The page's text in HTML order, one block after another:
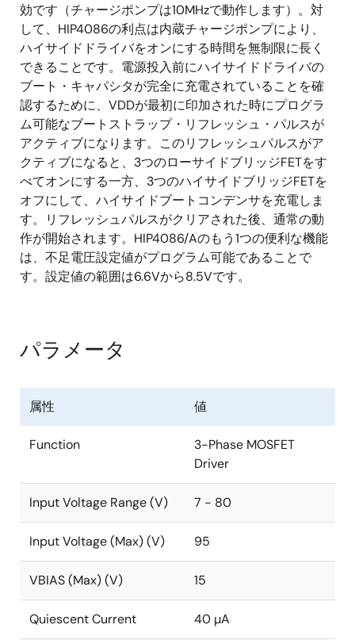
効です（チャージポンプは10MHzで動作します）。対
して、HIP4086の利点は内蔵チャージポンプにより、
ハイサイドドライバをオンにする時間を無制限に長く
できることです。電源投入前にハイサイドドライバの
ブート・キャパシタが完全に充電されていることを確
認するために、VDDが最初に印加された時にプログラ
ム可能なブートストラップ・リフレッシュ・パルスが
アクティブになります。このリフレッシュパルスがア
クティブになると、3つのローサイドブリッジFETをす
べてオンにする一方、3つのハイサイドブリッジFETを
オフにして、ハイサイドブートコンデンサを充電しま
す。リフレッシュパルスがクリアされた後、通常の動
作が開始されます。HIP4086/Aのもう1つの便利な機能
は、不足電圧設定値がプログラム可能であることで
す。設定値の範囲は6.6Vから8.5Vです。
パラメータ
属性 値
Function
3-Phase MOSFET
Driver
Input Voltage Range (V) 7 - 80
Input Voltage (Max) (V) 95
VBIAS (Max) (V) 15
Quiescent Current 40 µA